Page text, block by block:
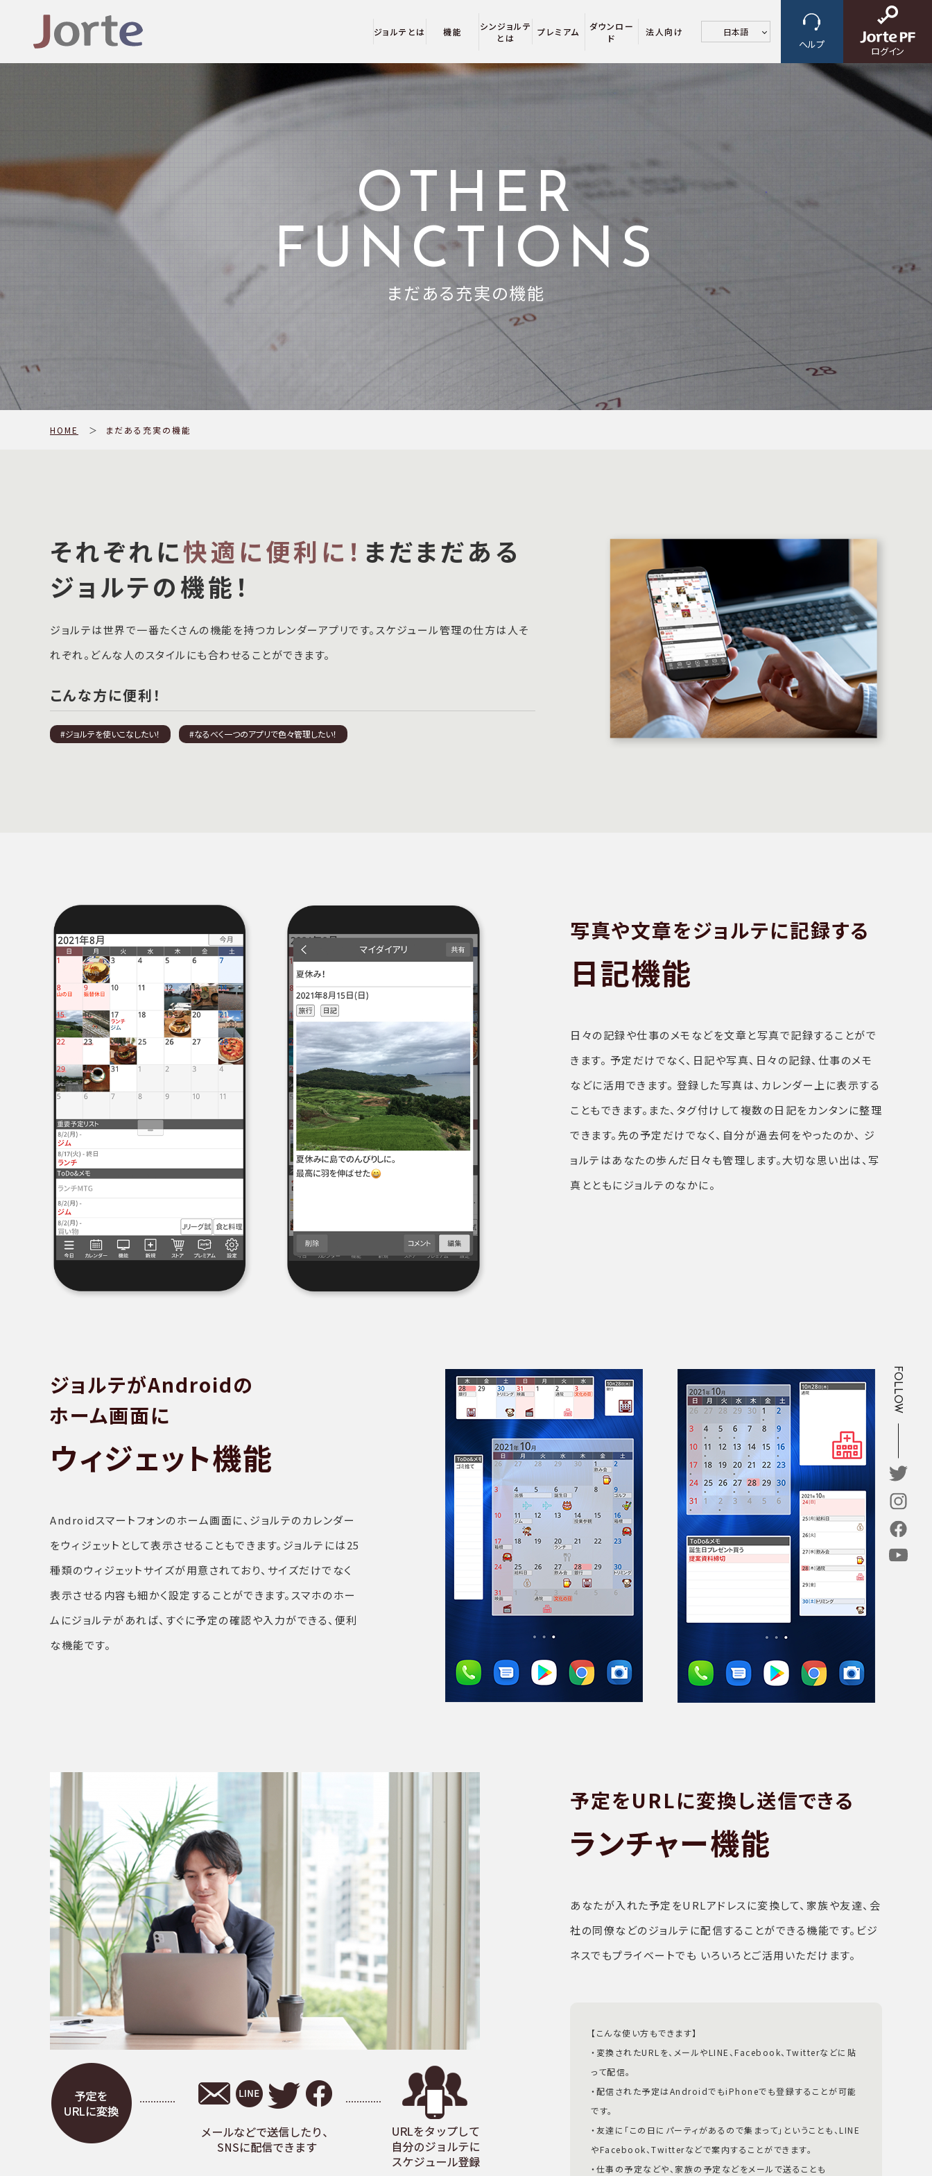
ジョルテとは 機能
シンジョルテ
とは
プレミアム
ダウンロー
ド
法人向け 日本語
ヘルプ
ログイン
FOLLOW
OTHER
FUNCTIONS
まだある充実の機能
HOME ＞ まだある充実の機能
それぞれに快適に便利に！ まだまだある
ジョルテの機能！
ジョルテは世界で一番たくさんの機能を持つカレンダーアプリです。スケジュール管理の仕方は人そ
れぞれ。どんな人のスタイルにも合わせることができます。
こんな方に便利！
#ジョルテを使いこなしたい！ #なるべく一つのアプリで色々管理したい！
写真や文章をジョルテに記録する
日記機能
日々の記録や仕事のメモなどを文章と写真で記録することがで
きます。 予定だけでなく、日記や写真、日々の記録、仕事のメモ
などに活用できます。 登録した写真は、カレンダー上に表示する
こともできます。また、タグ付けして複数の日記をカンタンに整理
できます。先の予定だけでなく、自分が過去何をやったのか、 ジ
ョルテはあなたの歩んだ日々も管理します。大切な思い出は、写
真とともにジョルテのなかに。
ジョルテがAndroidの
ホーム画面に
ウィジェット機能
Androidスマートフォンのホーム画面に、ジョルテのカレンダー
をウィジェットとして表示させることもできます。ジョルテには25
種類のウィジェットサイズが用意されており、サイズだけでなく
表示させる内容も細かく設定することができます。スマホのホー
ムにジョルテがあれば、すぐに予定の確認や入力ができる、便利
な機能です。
予定をURLに変換し送信できる
ランチャー機能
あなたが入れた予定をURLアドレスに変換して、家族や友達、会
社の同僚などのジョルテに配信することができる機能です。ビジ
ネスでもプライベートでも いろいろとご活用いただけます。
【こんな使い方もできます】
・変換されたURLを、メールやLINE、Facebook、Twitterなどに貼
って配信。
・配信された予定はAndroidでもiPhoneでも登録することが可能
です。
・友達に「この日にパーティがあるので集まって」ということも、LINE
やFacebook、Twitterなどで案内することができます。
・仕事の予定などや、家族の予定などをメールで送ることも